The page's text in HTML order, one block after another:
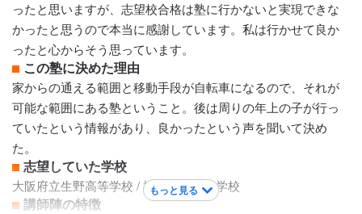
識が増えているのを実感します。 5教科平均の点数や校内順位
が上がっているのを見ていると、誰がどの教科をとっている
のかが分かりやすくなっているなと感じます。 全てのカリキ
ュラムを通して、先生は優しく教えるのがとても上手く面白
い。しかし生徒がうるさくなる時も多々あります。
保護者への連絡手段
LINE連絡
アクセス・周りの環境
大きな道路が近くにあり通塾しやすい。 車が通っているので
思っているよりも音が大きいです。
ったと思いますが、志望校合格は塾に行かないと実現できな
かったと思うので本当に感謝しています。私は行かせて良か
ったと心からそう思っています。
この塾に決めた理由
家からの通える範囲と移動手段が自転車になるので、それが
可能な範囲にある塾ということ。後は周りの年上の子が行っ
ていたという情報があり、良かったという声を聞いて決め
た。
志望していた学校
大阪府立生野高等学校 / 桃山学院高等学校
講師陣の特徴
もっと見る